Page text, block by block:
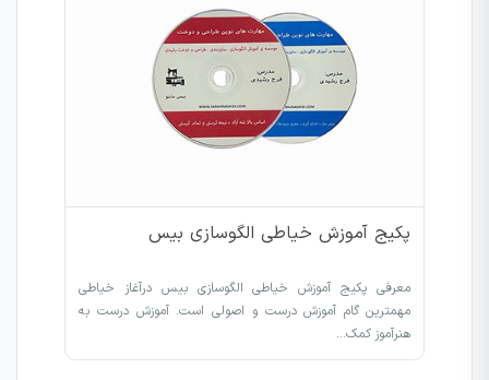
پکیج آموزش خیاطی الگوسازی بیس
معرفی پکیج آموزش خیاطی الگوسازی بیس درآغاز خیاطی
مهمترین گام آموزش درست و اصولی است. آموزش درست به
هنرآموز کمک…